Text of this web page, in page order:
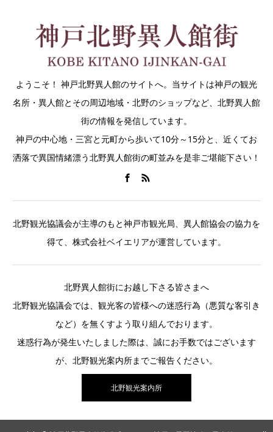
ようこそ！ 神戸北野異人館のサイトへ。当サイトは神戸の観光
名所・異人館とその周辺地域・北野のショップなど、北野異人館
街の情報を発信しています。
神戸の中心地・三宮と元町から歩いて10分～15分と、近くてお
洒落で異国情緒漂う北野異人館街の町並みを是非ご堪能下さい！
北野観光協議会が主導のもと神戸市観光局、異人館協会の協力を
得て、株式会社ベイエリアが運営しています。
北野異人館街にお越し下さる皆さまへ
北野観光協議会では、観光客の皆様への迷惑行為（悪質な客引き
など）を無くすよう取り組んでおります。
迷惑行為が発生いたしました際は、誠にお手数ではございます
が、北野観光案内所までご報告ください。
北野観光案内所